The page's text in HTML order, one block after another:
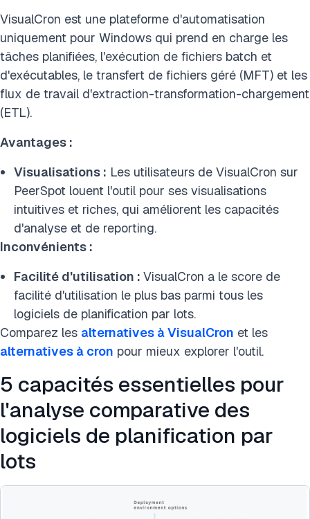
VisualCron est une plateforme d'automatisation
uniquement pour Windows qui prend en charge les
tâches planifiées, l'exécution de fichiers batch et
d'exécutables, le transfert de fichiers géré (MFT) et les
flux de travail d'extraction-transformation-chargement
(ETL).
Avantages :
Visualisations : Les utilisateurs de VisualCron sur
PeerSpot louent l'outil pour ses visualisations
intuitives et riches, qui améliorent les capacités
d'analyse et de reporting.
Inconvénients :
Facilité d'utilisation : VisualCron a le score de
facilité d'utilisation le plus bas parmi tous les
logiciels de planification par lots.
Comparez les alternatives à VisualCron et les
alternatives à cron pour mieux explorer l'outil.
5 capacités essentielles pour
l'analyse comparative des
logiciels de planification par
lots